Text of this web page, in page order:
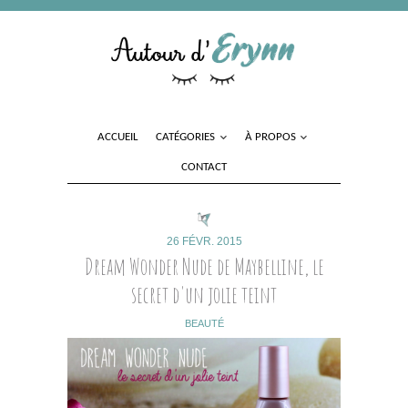
CATÉGORIES
26 FÉVR. 2015
Dream Wonder Nude de Maybelline, le
secret d'un jolie teint
BEAUTÉ